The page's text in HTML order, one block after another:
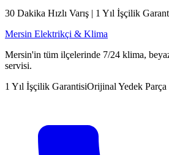
30 Dakika Hızlı Varış | 1 Yıl İşçilik
Mersin Elektrikçi & Klima
Mersin'in tüm ilçelerinde 7/24 klima,
servisi.
1 Yıl İşçilik GarantisiOrijinal Yedek Parça